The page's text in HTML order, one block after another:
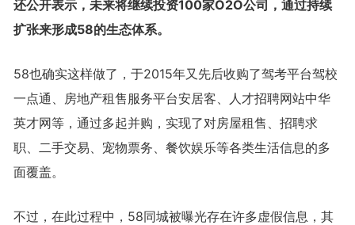
还公开表示，未来将继续投资100家O2O公司，通过持续
扩张来形成58的生态体系。
58也确实这样做了，于2015年又先后收购了驾考平台驾校
一点通、房地产租售服务平台安居客、人才招聘网站中华
英才网等，通过多起并购，实现了对房屋租售、招聘求
职、二手交易、宠物票务、餐饮娱乐等各类生活信息的多
面覆盖。
不过，在此过程中，58同城被曝光存在许多虚假信息，其